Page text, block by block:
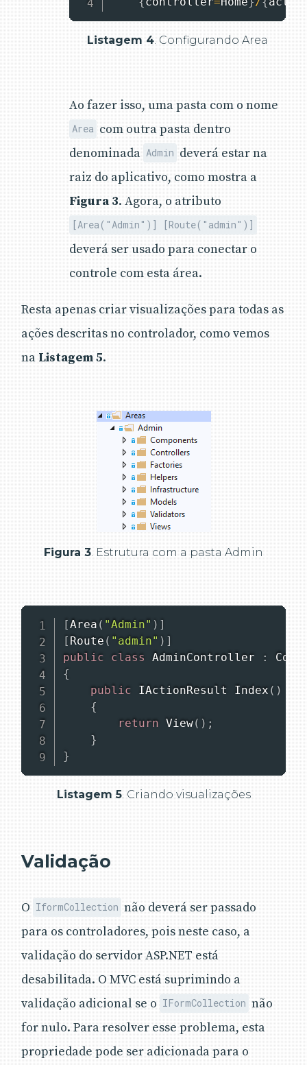
Listagem 4. Configurando Area
Ao fazer isso, uma pasta com o nome
Area com outra pasta dentro
denominada Admin deverá estar na
raiz do aplicativo, como mostra a
Figura 3. Agora, o atributo
[Area("Admin")] [Route("admin")]
deverá ser usado para conectar o
controle com esta área.
Resta apenas criar visualizações para todas as
ações descritas no controlador, como vemos
na Listagem 5.
Figura 3 . Estrutura com a pasta Admin
[Area ( "Admin" ) ]
[ Route ( "admin" ) ]
public
class AdminController :
{
public
IActionResult Index ( )
{
return View( ) ;
}
}
Listagem 5. Criando visualizações
Validação
O IformCollection não deverá ser passado
para os controladores, pois neste caso, a
validação do servidor ASP.NET está
desabilitada. O MVC está suprimindo a
validação adicional se o IFormCollection não
for nulo. Para resolver esse problema, esta
propriedade pode ser adicionada para o